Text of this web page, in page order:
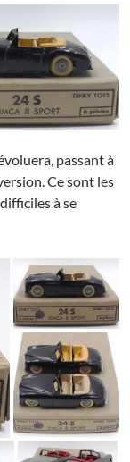
passant à
Ce sont les
à se